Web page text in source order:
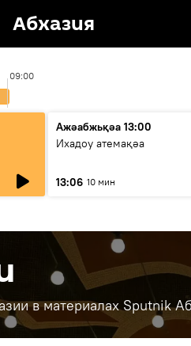
Абхазия
09:00
Ажәабжьқәа 13:00
Ихадоу атемақәа
13:06 10 мин
в материалах Sputnik